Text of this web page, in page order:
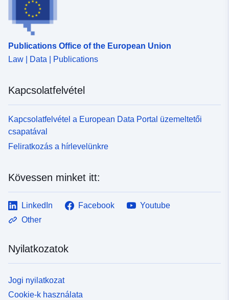
Azonosítók:
7b79-3883-85e8-
uriRef:
Felhalmozási
időszakosság:
continuous
Publications Office of the European Union
Law | Data | Publications
Kapcsolatfelvétel
Kapcsolatfelvétel a European Data Portal üzemeltetői
csapatával
Feliratkozás a hírlevelünkre
Kövessen minket itt:
LinkedIn Facebook
Youtube
Other
Nyilatkozatok
Jogi nyilatkozat
Cookie-k használata